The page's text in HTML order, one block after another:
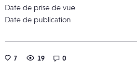
Date de prise de vue
Date de publication
7 19 0